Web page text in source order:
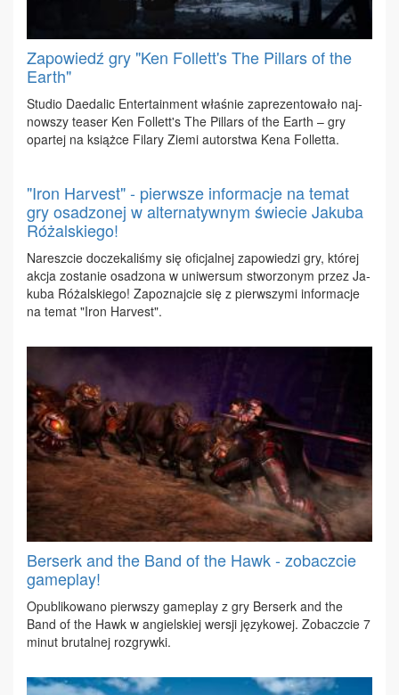
Zapowiedź gry "Ken Follett's The Pillars of the
Earth"
Stu­dio Da­eda­lic En­ter­ta­in­ment wła­śnie za­pre­zen­to­wa­ło naj­
now­szy te­aser Ken Fol­lett's The Pil­lars of the Earth – gry
opar­tej na książ­ce Fi­la­ry Zie­mi au­tor­stwa Ke­na Fol­let­ta.
"Iron Harvest" - pierwsze informacje na temat
gry osadzonej w alternatywnym świecie Jakuba
Różalskiego!
Na­resz­cie do­cze­ka­li­śmy się ofi­cjal­nej za­po­wie­dzi gry, któ­rej
ak­cja zo­sta­nie osa­dzo­na w uni­wer­sum stwo­rzo­nym przez Ja­
ku­ba Ró­żal­skie­go! Za­po­znaj­cie się z pierw­szy­mi in­for­ma­cje
na te­mat "Iron Ha­rvest".
Berserk and the Band of the Hawk - zobaczcie
gameplay!
Opu­bli­ko­wa­no pierw­szy ga­me­play z gry Ber­serk and the
Band of the Hawk w an­giel­skiej wer­sji ję­zy­ko­wej. Zo­bacz­cie 7
mi­nut bru­tal­nej roz­gryw­ki.